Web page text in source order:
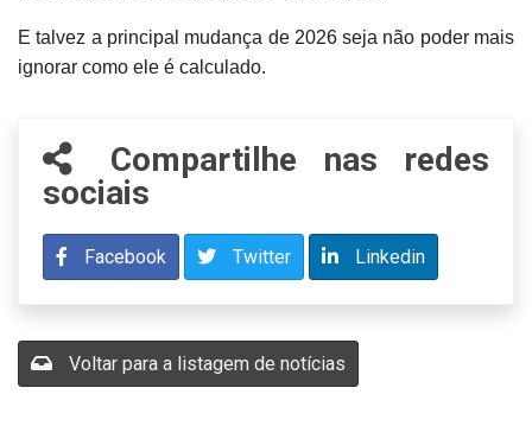
E talvez a principal mudança de 2026 seja não poder mais
ignorar como ele é calculado.
Compartilhe nas redes
sociais
Facebook Twitter Linkedin
Voltar para a listagem de notícias